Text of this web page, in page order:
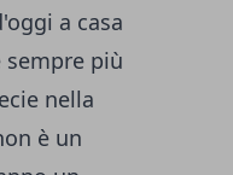
a casa
sempre più
nella
è un